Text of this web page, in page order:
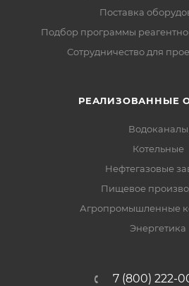
Поставка
Подбор программы
Сотрудничество для
РЕАЛИЗОВАННЫЕ
Водоканалы
Котельные
Нефтегазовые
Пищевое
Агропромышленные
Энергетика
7 (800) 222-